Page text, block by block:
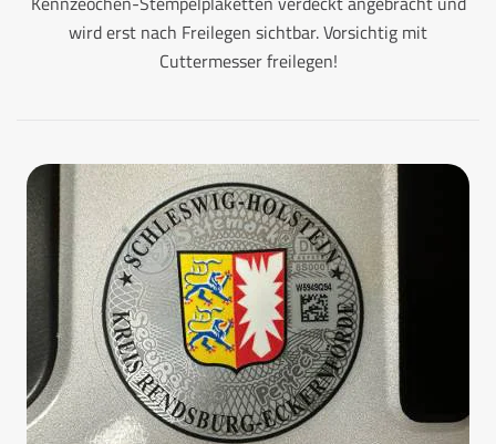
wird erst nach Freilegen sichtbar. Vorsichtig mit
Cuttermesser freilegen!